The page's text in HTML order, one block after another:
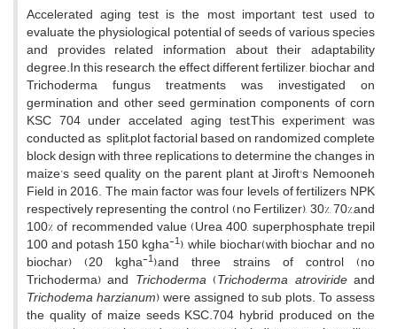
Accelerated aging test is the most important test used to
evaluate the physiological potential of seeds of various species
and provides related information about their adaptability
degree.In this research, the effect different fertilizer, biochar and
Trichoderma fungus treatments was investigated on
germination and other seed germination components of corn
KSC 704 under accelated aging test,This experiment was
conducted as split–plot factorial based on randomized complete
block design with three replications to determine the changes in
maize’s seed quality on the parent plant at Jiroft's Nemooneh
Field in 2016. The main factor was four levels of fertilizers NPK
respectively representing the control (no Fertilizer), 30%, 70%,and
100% of recommended value (Urea 400, superphosphate trepil
100 and potash 150 kgha-1), while biochar(with biochar and no
biochar) (20 kgha-1),and three strains of control (no
Trichoderma) and Trichoderma(Trichoderma atrovirideand
Trichodema harzianum) were assigned to sub plots. To assess
the quality of maize seeds KSC.704 hybrid produced on the